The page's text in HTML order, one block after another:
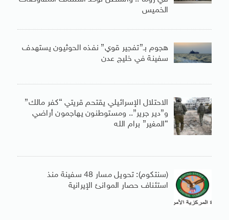
الخميس
هجوم بـ”تفجير قوي” نفذه الحوثيون يستهدف
سفينة في خليج عدن
الاحتلال الإسرائيلي يقتحم قريتي “كفر مالك”
و”دير جرير”.. ومستوطنون يهاجمون أراضي
“المغير” برام الله
(سنتكوم): تحويل مسار 48 سفينة منذ
استئناف حصار الموانئ الإيرانية